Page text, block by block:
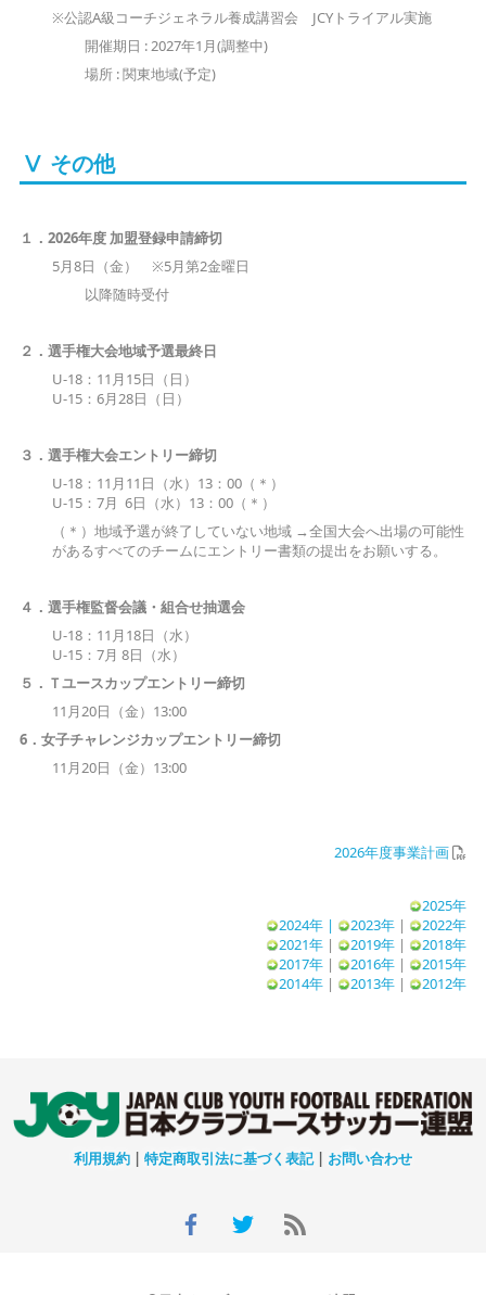
※公認A級コーチジェネラル養成講習会 JCYトライアル実施
開催期日 : 2027年1月(調整中)
場所 : 関東地域(予定)
Ⅴ その他
１．2026年度 加盟登録申請締切
5月8日（金） ※5月第2金曜日
以降随時受付
２．選手権大会地域予選最終日
U-18：11月15日（日）
U-15：6月28日（日）
３．選手権大会エントリー締切
U-18：11月11日（水）13：00（＊）
U-15：7月 6日（水）13：00（＊）
（＊）地域予選が終了していない地域 →全国大会へ出場の可能性
があるすべてのチームにエントリー書類の提出をお願いする。
４．選手権監督会議・組合せ抽選会
U-18：11月18日（水）
U-15：7月 8日（水）
５． Ｔユースカップエントリー締切
11月20日（金）13:00
6 ．女子チャレンジカップエントリー締切
11月20日（金）13:00
2026年度事業計画
2025年
2024年| 2023年|
2022年
2021年| 2019年|
2018年
2017年| 2016年|
2015年
2014年| 2013年| 2012年
利用規約 特定商取引法に基づく表記| お問い合わせ